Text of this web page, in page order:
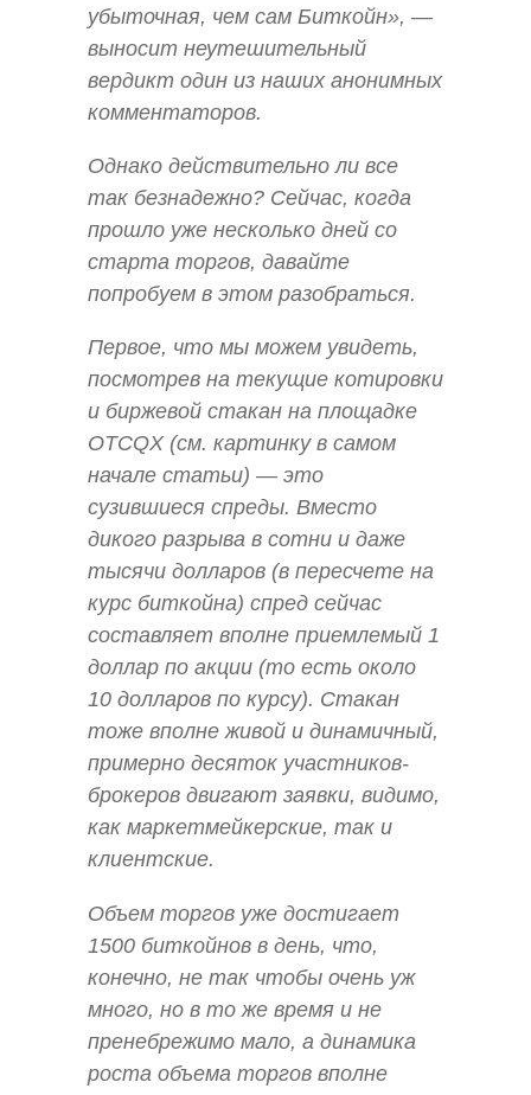
убыточная, чем сам Биткойн», —
выносит неутешительный
вердикт один из наших анонимных
комментаторов.
Однако действительно ли все
так безнадежно? Сейчас, когда
прошло уже несколько дней со
старта торгов, давайте
попробуем в этом разобраться.
Первое, что мы можем увидеть,
посмотрев на текущие котировки
и биржевой стакан на площадке
OTCQX (см. картинку в самом
начале статьи) — это
сузившиеся спреды. Вместо
дикого разрыва в сотни и даже
тысячи долларов (в пересчете на
курс биткойна) спред сейчас
составляет вполне приемлемый 1
доллар по акции (то есть около
10 долларов по курсу). Стакан
тоже вполне живой и динамичный,
примерно десяток участников-
брокеров двигают заявки, видимо,
как маркетмейкерские, так и
клиентские.
Объем торгов уже достигает
1500 биткойнов в день, что,
конечно, не так чтобы очень уж
много, но в то же время и не
пренебрежимо мало, а динамика
роста объема торгов вполне